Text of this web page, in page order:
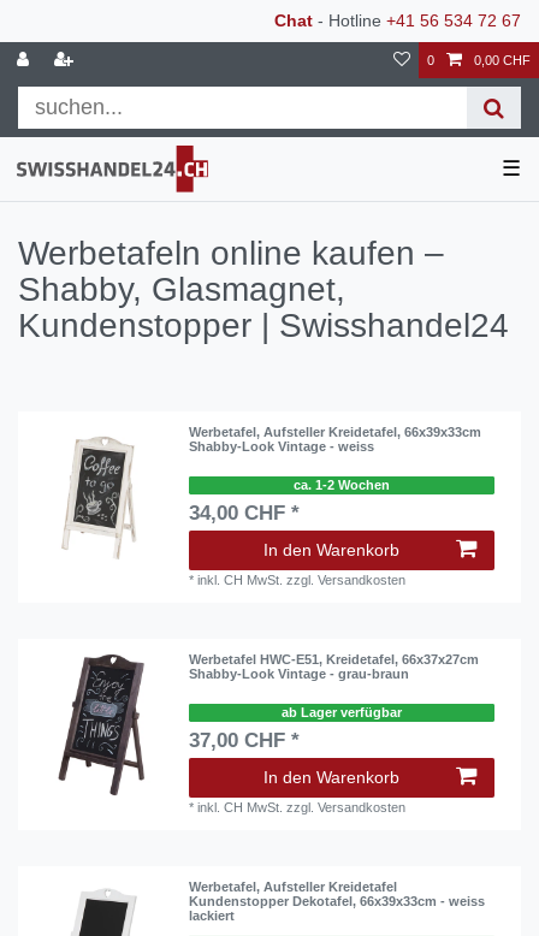
Chat - Hotline +41 56 534 72 67
0 0,00 CHF
☰
Werbetafeln online kaufen –
Shabby, Glasmagnet,
Kundenstopper | Swisshandel24
Werbetafel, Aufsteller Kreidetafel, 66x39x33cm
Shabby-Look Vintage - weiss
ca. 1-2 Wochen
34,00 CHF *
In den Warenkorb
*inkl. CH MwSt. zzgl.Versandkosten
Werbetafel HWC-E51, Kreidetafel, 66x37x27cm
Shabby-Look Vintage - grau-braun
ab Lager verfügbar
37,00 CHF *
In den Warenkorb
*inkl. CH MwSt. zzgl.Versandkosten
Werbetafel, Aufsteller Kreidetafel
Kundenstopper Dekotafel, 66x39x33cm - weiss
lackiert